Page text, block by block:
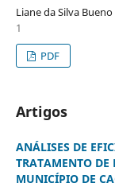
Liane da Silva Bueno
1
PDF
Artigos
ANÁLISES DE
TRATAMENTO DE
MUNICÍPIO DE